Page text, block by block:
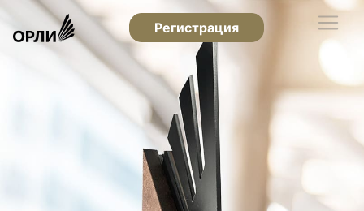
Регистрация